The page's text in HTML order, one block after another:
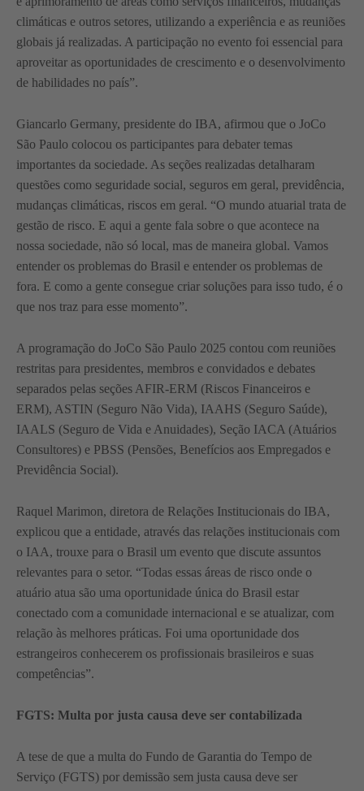
climáticas e outros setores, utilizando a experiência e as reuniões
globais já realizadas. A participação no evento foi essencial para
aproveitar as oportunidades de crescimento e o desenvolvimento
de habilidades no país”.
Giancarlo Germany, presidente do IBA, afirmou que o JoCo
São Paulo colocou os participantes para debater temas
importantes da sociedade. As seções realizadas detalharam
questões como seguridade social, seguros em geral, previdência,
mudanças climáticas, riscos em geral. “O mundo atuarial trata de
gestão de risco. E aqui a gente fala sobre o que acontece na
nossa sociedade, não só local, mas de maneira global. Vamos
entender os problemas do Brasil e entender os problemas de
fora. E como a gente consegue criar soluções para isso tudo, é o
que nos traz para esse momento”.
A programação do JoCo São Paulo 2025 contou com reuniões
restritas para presidentes, membros e convidados e debates
separados pelas seções AFIR-ERM (Riscos Financeiros e
ERM), ASTIN (Seguro Não Vida), IAAHS (Seguro Saúde),
IAALS (Seguro de Vida e Anuidades), Seção IACA (Atuários
Consultores) e PBSS (Pensões, Benefícios aos Empregados e
Previdência Social).
Raquel Marimon, diretora de Relações Institucionais do IBA,
explicou que a entidade, através das relações institucionais com
o IAA, trouxe para o Brasil um evento que discute assuntos
relevantes para o setor. “Todas essas áreas de risco onde o
atuário atua são uma oportunidade única do Brasil estar
conectado com a comunidade internacional e se atualizar, com
relação às melhores práticas. Foi uma oportunidade dos
estrangeiros conhecerem os profissionais brasileiros e suas
competências”.
FGTS: Multa por justa causa deve ser contabilizada
A tese de que a multa do Fundo de Garantia do Tempo de
Serviço (FGTS) por demissão sem justa causa deve ser